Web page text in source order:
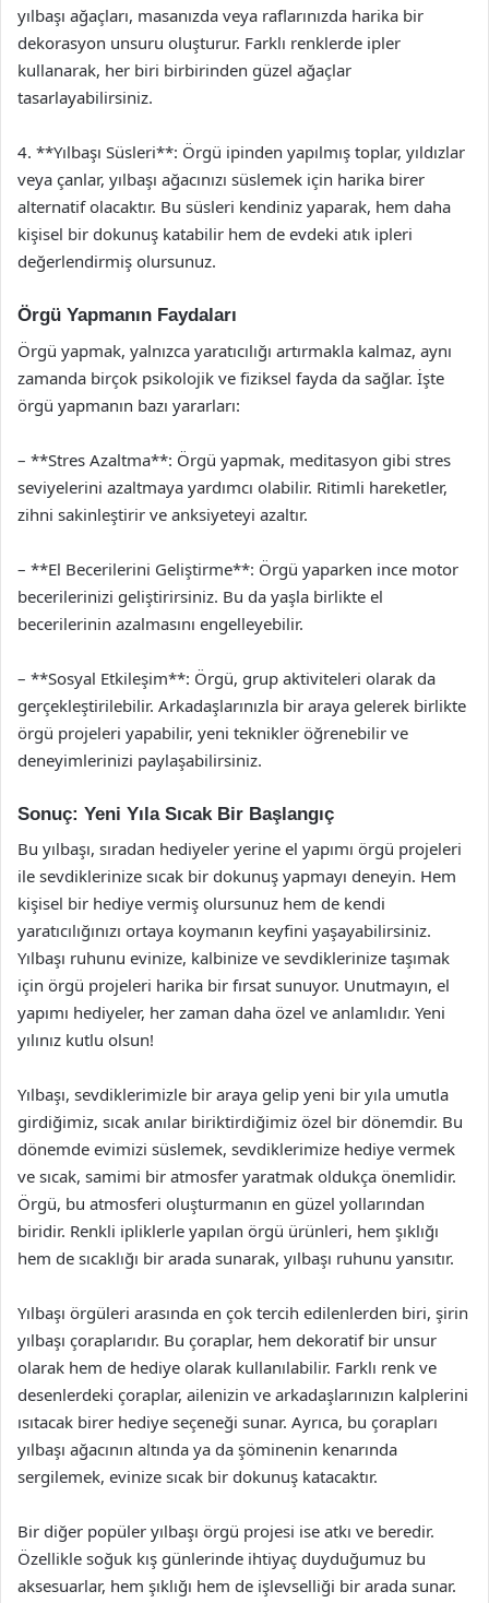
yılbaşı ağaçları, masanızda veya raflarınızda harika bir
dekorasyon unsuru oluşturur. Farklı renklerde ipler
kullanarak, her biri birbirinden güzel ağaçlar
tasarlayabilirsiniz.
4. **Yılbaşı Süsleri**: Örgü ipinden yapılmış toplar, yıldızlar
veya çanlar, yılbaşı ağacınızı süslemek için harika birer
alternatif olacaktır. Bu süsleri kendiniz yaparak, hem daha
kişisel bir dokunuş katabilir hem de evdeki atık ipleri
değerlendirmiş olursunuz.
Örgü Yapmanın Faydaları
Örgü yapmak, yalnızca yaratıcılığı artırmakla kalmaz, aynı
zamanda birçok psikolojik ve fiziksel fayda da sağlar. İşte
örgü yapmanın bazı yararları:
– **Stres Azaltma**: Örgü yapmak, meditasyon gibi stres
seviyelerini azaltmaya yardımcı olabilir. Ritimli hareketler,
zihni sakinleştirir ve anksiyeteyi azaltır.
– **El Becerilerini Geliştirme**: Örgü yaparken ince motor
becerilerinizi geliştirirsiniz. Bu da yaşla birlikte el
becerilerinin azalmasını engelleyebilir.
– **Sosyal Etkileşim**: Örgü, grup aktiviteleri olarak da
gerçekleştirilebilir. Arkadaşlarınızla bir araya gelerek birlikte
örgü projeleri yapabilir, yeni teknikler öğrenebilir ve
deneyimlerinizi paylaşabilirsiniz.
Sonuç: Yeni Yıla Sıcak Bir Başlangıç
Bu yılbaşı, sıradan hediyeler yerine el yapımı örgü projeleri
ile sevdiklerinize sıcak bir dokunuş yapmayı deneyin. Hem
kişisel bir hediye vermiş olursunuz hem de kendi
yaratıcılığınızı ortaya koymanın keyfini yaşayabilirsiniz.
Yılbaşı ruhunu evinize, kalbinize ve sevdiklerinize taşımak
için örgü projeleri harika bir fırsat sunuyor. Unutmayın, el
yapımı hediyeler, her zaman daha özel ve anlamlıdır. Yeni
yılınız kutlu olsun!
Yılbaşı, sevdiklerimizle bir araya gelip yeni bir yıla umutla
girdiğimiz, sıcak anılar biriktirdiğimiz özel bir dönemdir. Bu
dönemde evimizi süslemek, sevdiklerimize hediye vermek
ve sıcak, samimi bir atmosfer yaratmak oldukça önemlidir.
Örgü, bu atmosferi oluşturmanın en güzel yollarından
biridir. Renkli ipliklerle yapılan örgü ürünleri, hem şıklığı
hem de sıcaklığı bir arada sunarak, yılbaşı ruhunu yansıtır.
Yılbaşı örgüleri arasında en çok tercih edilenlerden biri, şirin
yılbaşı çoraplarıdır. Bu çoraplar, hem dekoratif bir unsur
olarak hem de hediye olarak kullanılabilir. Farklı renk ve
desenlerdeki çoraplar, ailenizin ve arkadaşlarınızın kalplerini
ısıtacak birer hediye seçeneği sunar. Ayrıca, bu çorapları
yılbaşı ağacının altında ya da şöminenin kenarında
sergilemek, evinize sıcak bir dokunuş katacaktır.
Bir diğer popüler yılbaşı örgü projesi ise atkı ve beredir.
Özellikle soğuk kış günlerinde ihtiyaç duyduğumuz bu
aksesuarlar, hem şıklığı hem de işlevselliği bir arada sunar.